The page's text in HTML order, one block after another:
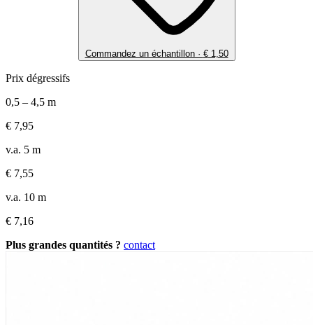
Commandez un échantillon · €1,50
Prix dégressifs
0,5 – 4,5 m
€ 7,95
v.a. 5 m
€ 7,55
v.a. 10 m
€ 7,16
Plus grandes quantités ? contact